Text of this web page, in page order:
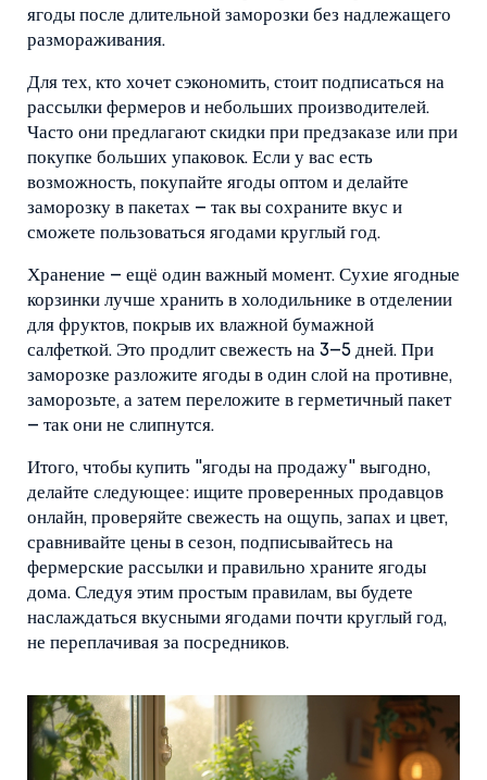
ягоды после длительной заморозки без надлежащего
размораживания.
Для тех, кто хочет сэкономить, стоит подписаться на
рассылки фермеров и небольших производителей.
Часто они предлагают скидки при предзаказе или при
покупке больших упаковок. Если у вас есть
возможность, покупайте ягоды оптом и делайте
заморозку в пакетах – так вы сохраните вкус и
сможете пользоваться ягодами круглый год.
Хранение – ещё один важный момент. Сухие ягодные
корзинки лучше хранить в холодильнике в отделении
для фруктов, покрыв их влажной бумажной
салфеткой. Это продлит свежесть на 3–5 дней. При
заморозке разложите ягоды в один слой на противне,
заморозьте, а затем переложите в герметичный пакет
– так они не слипнутся.
Итого, чтобы купить "ягоды на продажу" выгодно,
делайте следующее: ищите проверенных продавцов
онлайн, проверяйте свежесть на ощупь, запах и цвет,
сравнивайте цены в сезон, подписывайтесь на
фермерские рассылки и правильно храните ягоды
дома. Следуя этим простым правилам, вы будете
наслаждаться вкусными ягодами почти круглый год,
не переплачивая за посредников.